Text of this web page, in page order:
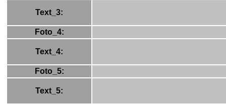
Text_3:
Foto_4:
Text_4:
Foto_5:
Text_5: